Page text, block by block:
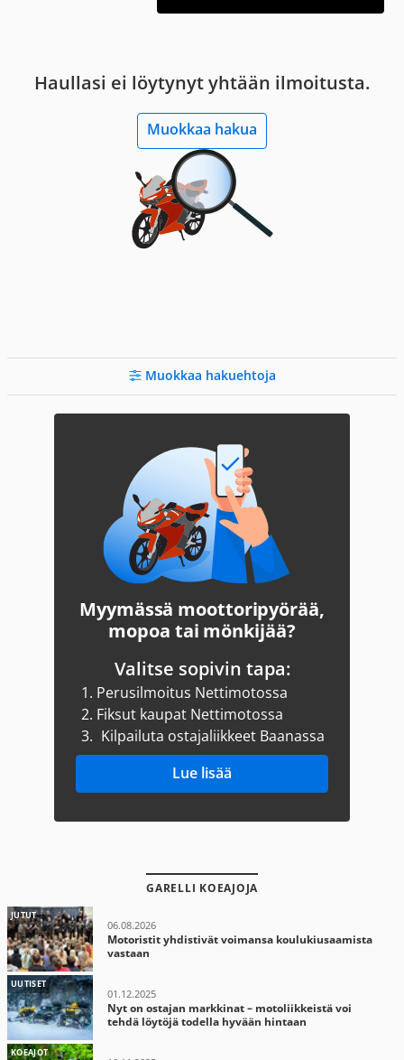
Haullasi ei löytynyt yhtään ilmoitusta.
Muokkaa hakua
Muokkaa hakuehtoja
Myymässä moottoripyörää,
mopoa tai mönkijää?
Valitse sopivin tapa:
1. Perusilmoitus Nettimotossa
2. Fiksut kaupat Nettimotossa
3. Kilpailuta ostajaliikkeet Baanassa
Lue lisää
GARELLI KOEAJOJA
JUTUT
06.08.2026
Motoristit yhdistivät voimansa koulukiusaamista
vastaan
UUTISET
01.12.2025
Nyt on ostajan markkinat – motoliikkeistä voi
tehdä löytöjä todella hyvään hintaan
KOEAJOT